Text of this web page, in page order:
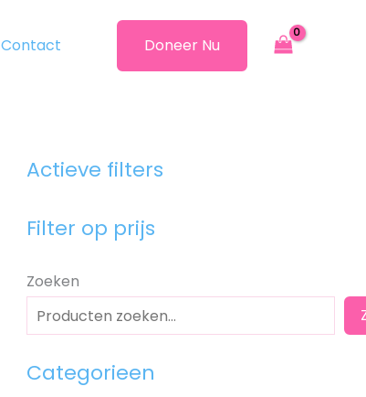
Contact Doneer Nu
Actieve filters
Filter op prijs
Zoeken
Categorieen